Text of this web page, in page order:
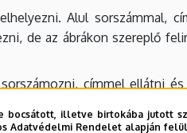
Alul sorszámmal,
de az ábrákon szereplő
címmel ellátni
kell és az
illetve birtokába jutott
Adatvédelmi Rendelet alapján